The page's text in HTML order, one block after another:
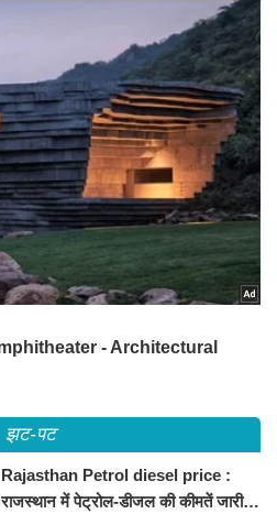
झट-पट
Rajasthan Petrol diesel price :
राजस्थान में पेट्रोल-डीजल की कीमतें जारी,